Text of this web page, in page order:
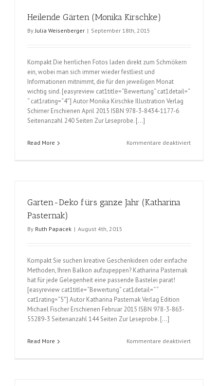
Heilende Gärten (Monika Kirschke)
ByJulia Weisenberger | September 18th, 2015
Kompakt Die herrlichen Fotos laden direkt zum Schmökern
ein, wobei man sich immer wieder festliest und
Informationen mitnimmt, die für den jeweiligen Monat
wichtig sind. [easyreview cat1title=“Bewertung“ cat1detail=“
“ cat1rating=“4″] Autor Monika Kirschke Illustration Verlag
Schirner Erschienen April 2015 ISBN 978-3-8434-1177-6
Seitenanzahl 240 Seiten Zur Leseprobe. […]
Read More Kommentare deaktiviertfür
Garten-Deko fürs ganze Jahr (Katharina
Pasternak)
By Ruth Papacek | August 4th, 2015
Kompakt Sie suchen kreative Geschenkideen oder einfache
Methoden, Ihren Balkon aufzupeppen? Katharina Pasternak
hat für jede Gelegenheit eine passende Bastelei parat!
[easyreview cat1title=“Bewertung“ cat1detail=“ “
cat1rating=“5″] Autor Katharina Pasternak Verlag Edition
Michael Fischer Erschienen Februar 2015 ISBN 978-3-863-
55289-3 Seitenanzahl 144 Seiten Zur Leseprobe. […]
Read More Kommentare deaktiviertfür